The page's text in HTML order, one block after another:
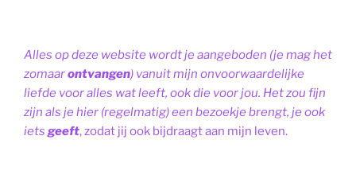
Alles op deze website wordt je aangeboden (je mag het
zomaarontvangen) vanuit mijn onvoorwaardelijke
liefde voor alles wat leeft, ook die voor jou. Het zou fijn
zijn als je hier (regelmatig) een bezoekje brengt, je ook
iets geeft, zodat jij ook bijdraagt aan mijn leven.